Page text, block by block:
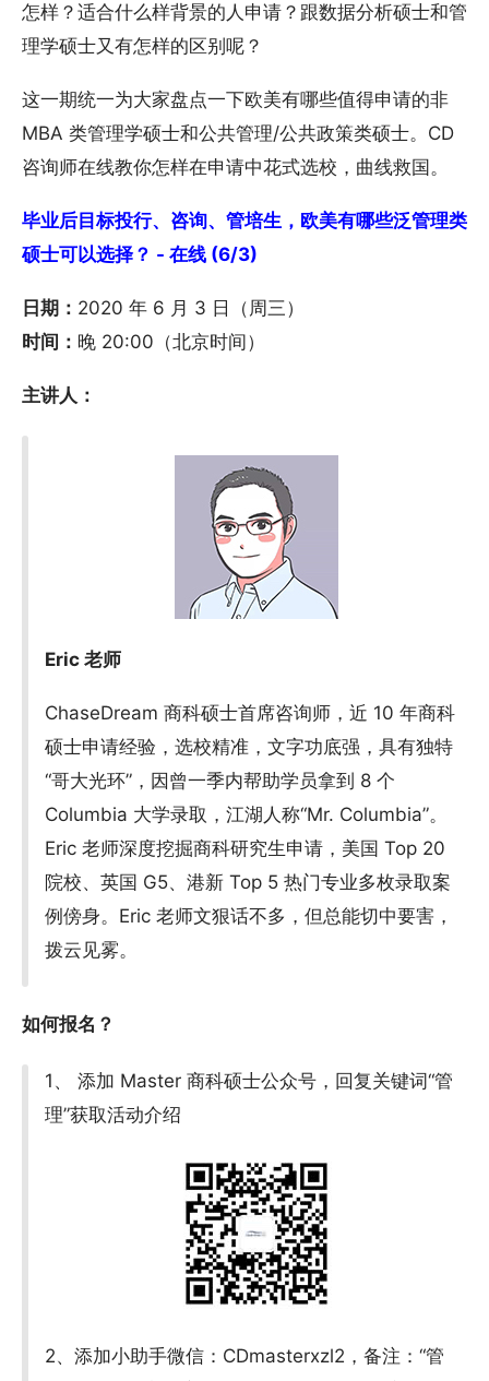
怎样？适合什么样背景的人申请？跟数据分析硕士和管
理学硕士又有怎样的区别呢？
这一期统一为大家盘点一下欧美有哪些值得申请的非
MBA 类管理学硕士和公共管理/公共政策类硕士。CD
咨询师在线教你怎样在申请中花式选校，曲线救国。
毕业后目标投行、咨询、管培生，欧美有哪些泛管理类
硕士可以选择？ - 在线 (6/3)
日期： 2020 年 6 月 3 日（周三）
时间： 晚 20:00（北京时间）
主讲人：
Eric 老师
ChaseDream 商科硕士首席咨询师，近 10 年商科
硕士申请经验，选校精准，文字功底强，具有独特
“哥大光环”，因曾一季内帮助学员拿到 8 个
Columbia 大学录取，江湖人称“Mr. Columbia”。
Eric 老师深度挖掘商科研究生申请，美国 Top 20
院校、英国 G5、港新 Top 5 热门专业多枚录取案
例傍身。Eric 老师文狠话不多，但总能切中要害，
拨云见雾。
如何报名？
1、 添加 Master 商科硕士公众号，回复关键词“管
理”获取活动介绍
2、添加小助手微信：CDmasterxzl2，备注：“管